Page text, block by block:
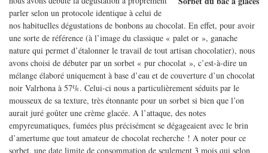
parler selon un protocole identique à celui de
nos habituelles dégustations de bonbons au chocolat. En effet, pour avoir
une sorte de référence (à l’image du classique « palet or », ganache
nature qui permet d’étalonner le travail de tout artisan chocolatier), nous
avons choisi de débuter par un sorbet « pur chocolat », c’est-à-dire un
mélange élaboré uniquement à base d’eau et de couverture d’un chocolat
noir Valrhona à 57%. Celui-ci nous a particulièrement séduits par le
mousseux de sa texture, très étonnante pour un sorbet si bien que l’on
aurait juré goûter une crème glacée. A l’attaque, des notes
empyreumatiques, fumées plus précisément se dégageaient avec le brin
d’amertume que tout amateur de chocolat recherche ! A noter pour ce
sorbet, une date limite de consommation de seulement 3 mois qui selon